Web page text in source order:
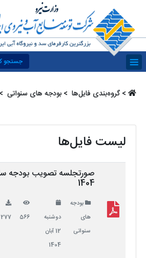
جستجو
>گروه‌بندی فایل‌ها ‏ >بودجه های سنواتی ‏
لیست فایل‌ها
صورتجلسه تصویب بودجه
1404
بودجه
های
سنواتی
دوشنبه
12 آبان
1404
566
277